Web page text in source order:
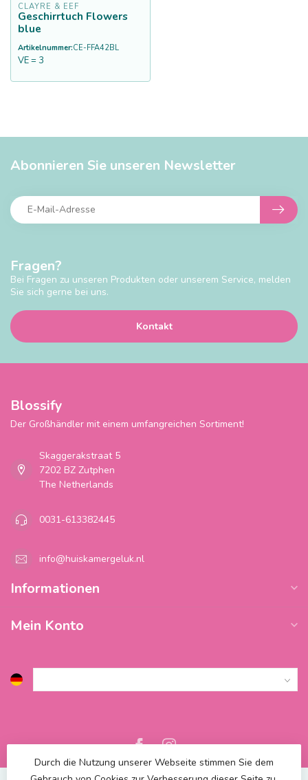
CLAYRE & EEF
Geschirrtuch Flowers
blue
Artikelnummer:CE-FFA42BL
VE = 3
Fragen?
Bei Fragen zu unseren Produkten oder unserem Service, melden
Sie sich gerne bei uns.
Kontakt
Abonnieren Sie unseren Newsletter
Blossify
Der Großhändler mit einem umfangreichen Sortiment!
Skaggerakstraat 5
7202 BZ Zutphen
The Netherlands
0031-613382445
info@huiskamergeluk.nl
Informationen
Mein Konto
Durch die Nutzung unserer Webseite stimmen Sie dem